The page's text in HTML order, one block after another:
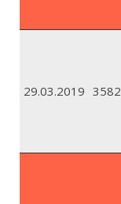
29.03.2019 3582